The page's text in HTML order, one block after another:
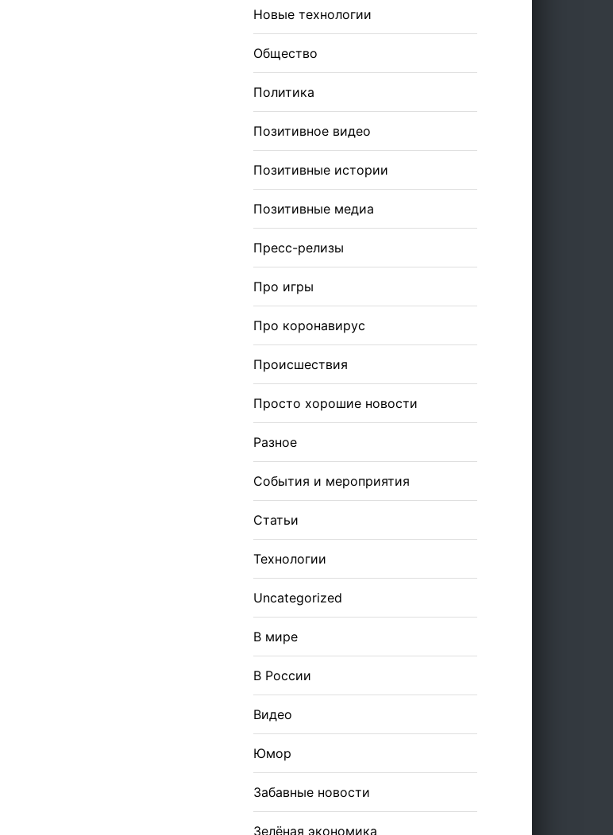
Новые технологии
Общество
Политика
Позитивное видео
Позитивные истории
Позитивные медиа
Пресс-релизы
Про игры
Про коронавирус
Происшествия
Просто хорошие новости
Разное
События и мероприятия
Статьи
Технологии
Uncategorized
В мире
В России
Видео
Юмор
Забавные новости
Зелёная экономика